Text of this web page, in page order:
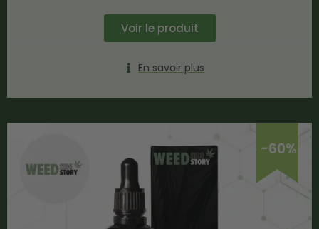
Voir le produit
En savoir plus
-60%